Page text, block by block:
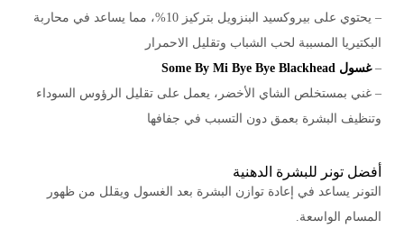
– يحتوي على بيروكسيد البنزويل بتركيز 10%، مما يساعد في محاربة
البكتيريا المسببة لحب الشباب وتقليل الاحمرار
–غسول Some By Mi Bye Bye Blackhead
– غني بمستخلص الشاي الأخضر، يعمل على تقليل الرؤوس السوداء
وتنظيف البشرة بعمق دون التسبب في جفافها
أفضل تونر للبشرة الدهنية
التونر يساعد في إعادة توازن البشرة بعد الغسول ويقلل من ظهور
المسام الواسعة.